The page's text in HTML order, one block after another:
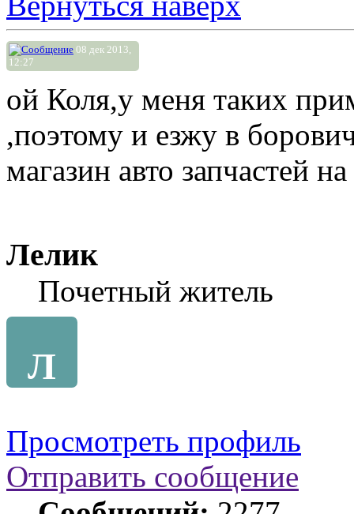
08 дек 2013,
12:27
ой Коля,у меня таких
,поэтому и езжу в
магазин авто запчастей
Лелик
Почетный житель
Л
Просмотреть профиль
Отправить сообщение